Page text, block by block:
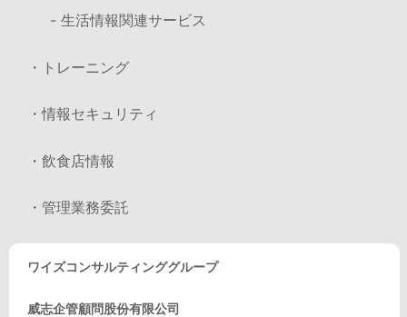
- 生活情報関連サービス
・トレーニング
・情報セキュリティ
・飲食店情報
・管理業務委託
ワイズコンサルティンググループ
威志企管顧問股份有限公司